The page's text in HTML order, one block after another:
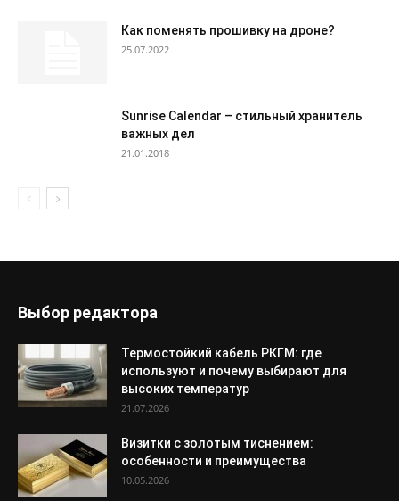
Как поменять прошивку на дроне?
25.07.2022
Sunrise Calendar – стильный хранитель
важных дел
21.01.2018
Выбор редактора
Термостойкий кабель РКГМ: где
используют и почему выбирают для
высоких температур
21.07.2026
Визитки с золотым тиснением:
особенности и преимущества
10.05.2026